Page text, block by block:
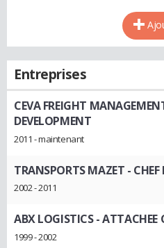
Entreprises
CEVA FREIGHT
DEVELOPMENT
2011 - maintenant
TRANSPORTS MAZET - CHEF
2002 - 2011
ABX LOGISTICS- ATTACHEE
1999 - 2002